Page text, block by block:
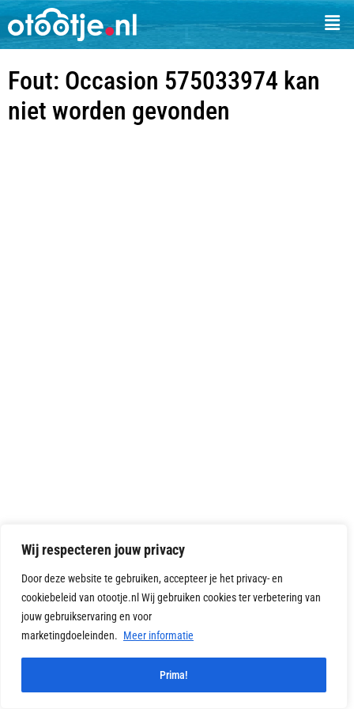
Wij respecteren jouw privacy
Door deze website te gebruiken, accepteer je het privacy- en
cookiebeleid van otootje.nl Wij gebruiken cookies ter verbetering van
jouw gebruikservaring en voor
marketingdoeleinden. Meer informatie
Prima!
Fout: Occasion 575033974 kan
niet worden gevonden